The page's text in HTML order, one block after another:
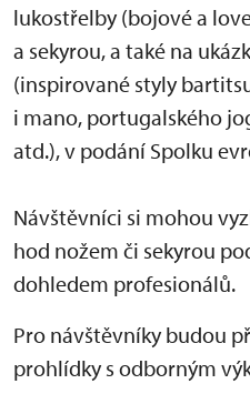
lukostřelby (bojové a
a sekyrou, a také na
(inspirované styly
i mano, portugalského
atd.), v podání Spolku
Návštěvníci si mohou
hod nožem či sekyrou
dohledem profesionálů.
Pro návštěvníky budou
prohlídky s odborným